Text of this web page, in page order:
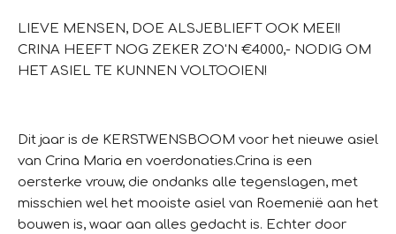
LIEVE MENSEN, DOE ALSJEBLIEFT OOK MEE!!
CRINA HEEFT NOG ZEKER ZO'N €4000,- NODIG OM
HET ASIEL TE KUNNEN VOLTOOIEN!
Dit jaar is de KERSTWENSBOOM voor het nieuwe asiel
van Crina Maria en voerdonaties.Crina is een
oersterke vrouw, die ondanks alle tegenslagen, met
misschien wel het mooiste asiel van Roemenië aan het
bouwen is, waar aan alles gedacht is. Echter door